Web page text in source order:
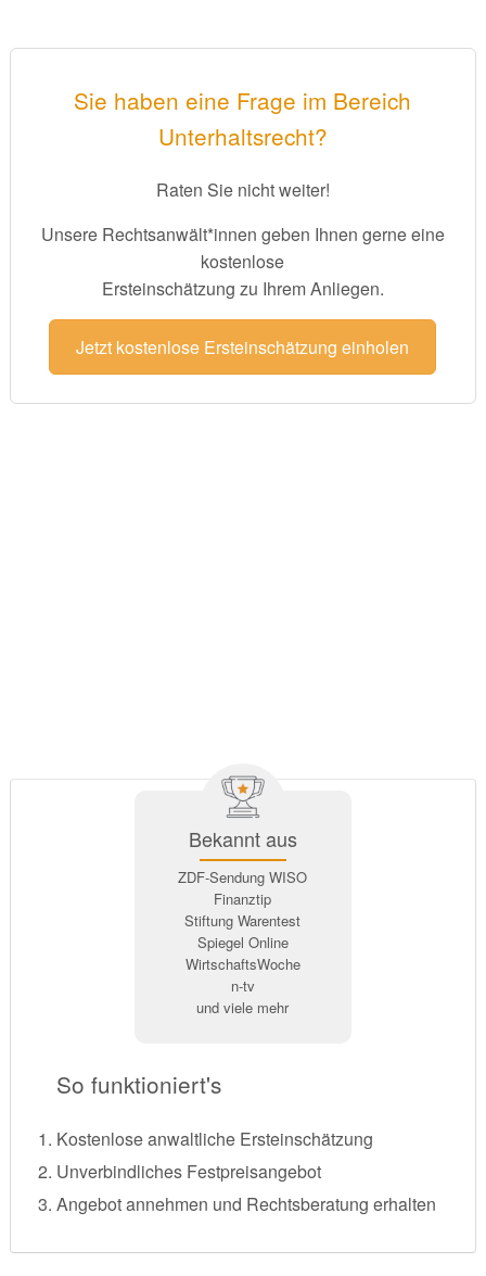
Sie haben eine Frage im Bereich
Unterhaltsrecht?
Raten Sie nicht weiter!
Unsere Rechtsanwält*innen geben Ihnen gerne eine
kostenlose
Ersteinschätzung zu Ihrem Anliegen.
Jetzt kostenlose Ersteinschätzung einholen
Bekannt aus
ZDF-Sendung WISO
Finanztip
Stiftung Warentest
Spiegel Online
WirtschaftsWoche
n-tv
und viele mehr
So funktioniert's
Kostenlose anwaltliche Ersteinschätzung
Unverbindliches Festpreisangebot
Angebot annehmen und Rechtsberatung erhalten